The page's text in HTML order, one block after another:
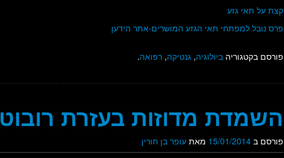
קצת על תאי גזע
פרס נובל למפתחי תאי הגזע המושרים-אתר הידען
פורסם בקטגוריה ביולוגיה, גנטיקה, רפואה.
השמדת מדוזות בעזרת רובוט
פורסם ב 15/01/2014 מאת עופר בן חורין